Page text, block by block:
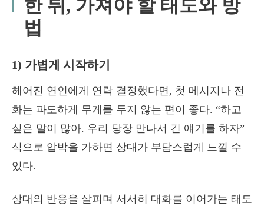
한 뒤, 가져야 할 태도와 방
법
1) 가볍게 시작하기
헤어진 연인에게 연락 결정했다면, 첫 메시지나 전
화는 과도하게 무게를 두지 않는 편이 좋다. “하고
싶은 말이 많아. 우리 당장 만나서 긴 얘기를 하자”
식으로 압박을 가하면 상대가 부담스럽게 느낄 수
있다.
상대의 반응을 살피며 서서히 대화를 이어가는 태도